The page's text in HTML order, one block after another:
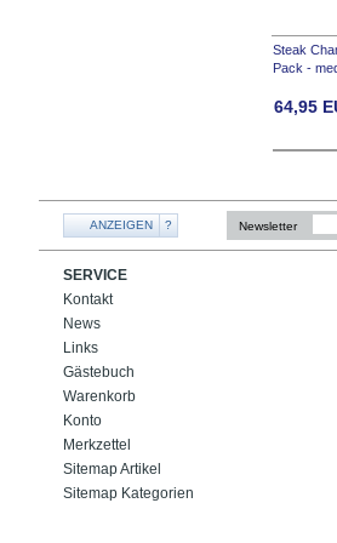
Steak
Pack -
64,95
ANZEIGEN ? Newsletter
SERVICE
Kontakt
News
Links
Gästebuch
Warenkorb
Konto
Merkzettel
Sitemap Artikel
Sitemap Kategorien